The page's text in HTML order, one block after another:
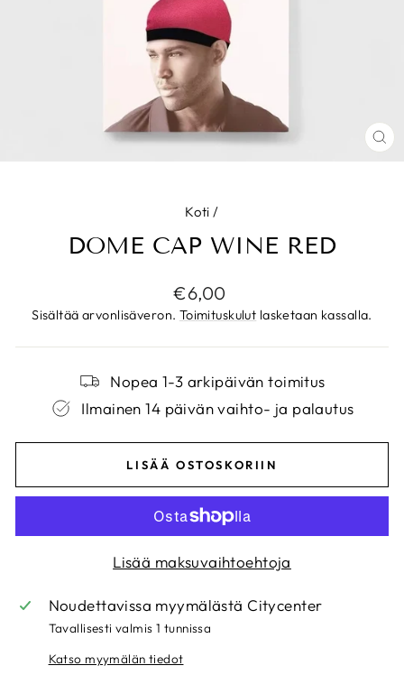
Koti /
DOME CAP WINE RED
Normaalihinta
€6,00
Sisältää arvonlisäveron. Toimituskulut lasketaan kassalla.
Nopea 1-3 arkipäivän toimitus
Ilmainen 14 päivän vaihto- ja palautus
LISÄÄ OSTOSKORIIN
Lisää maksuvaihtoehtoja
Noudettavissa myymälästä Citycenter
Tavallisesti valmis 1 tunnissa
Katso myymälän tiedot